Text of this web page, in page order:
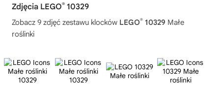
Zdjęcia LEGO® 10329
Zobacz 9 zdjęć zestawu klocków LEGO® 10329 Małe
roślinki